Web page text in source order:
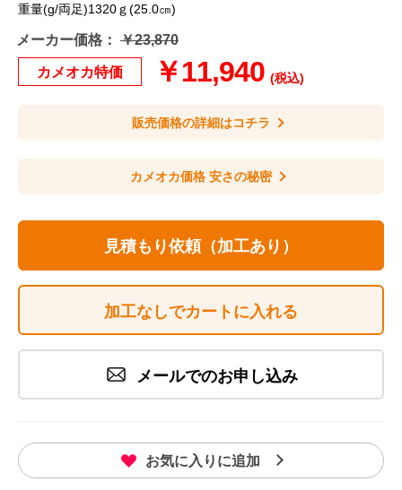
重量(g/両足)1320ｇ(25.0㎝)
メーカー価格： ￥23,870
カメオカ特価 ￥11,940 (税込)
販売価格の詳細はコチラ
カメオカ価格 安さの秘密
見積もり依頼（加工あり）
加工なしでカートに入れる
メールでのお申し込み
お気に入りに追加